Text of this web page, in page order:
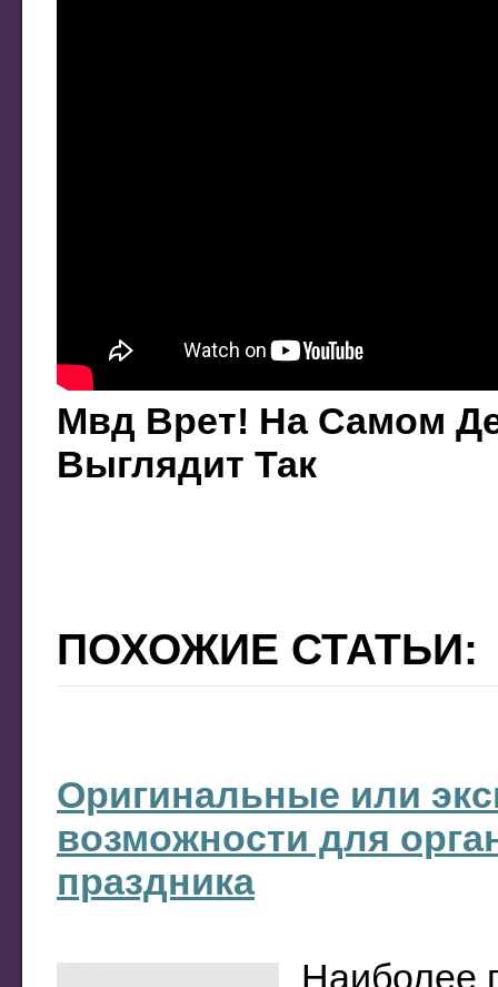
Мвд Врет! На Самом
Выглядит Так
ПОХОЖИЕ СТАТЬИ:
Оригинальные или
возможности для
праздника
Наиболее